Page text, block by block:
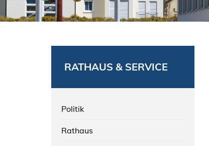
RATHAUS & SERVICE
Politik
Rathaus